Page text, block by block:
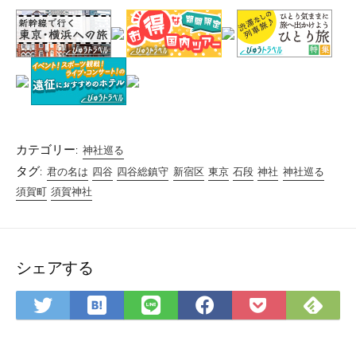
カテゴリー: 神社巡る
タグ: 君の名は 四谷 四谷総鎮守 新宿区 東京 石段 神社 神社巡る
須賀町 須賀神社
シェアする
Twitter
で
は
て
LINE
で
Facebook
で
Pocket
に
で